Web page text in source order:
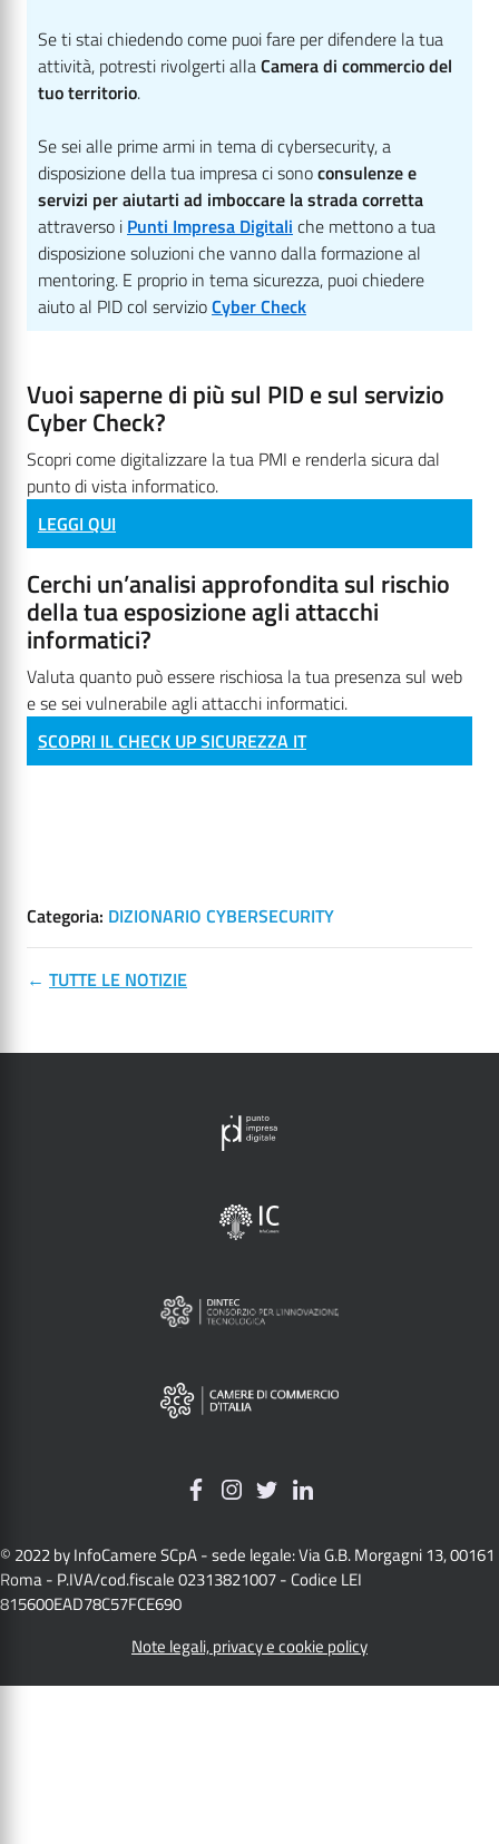
Se ti stai chiedendo come puoi fare per difendere la tua
attività, potresti rivolgerti allaCamera di commercio del
tuo territorio.
Se sei alle prime armi in tema di cybersecurity, a
disposizione della tua impresa ci sonoconsulenze e
servizi per aiutarti ad imboccare la strada corretta
attraverso i Punti Impresa Digitali che mettono a tua
disposizione soluzioni che vanno dalla formazione al
mentoring. E proprio in tema sicurezza, puoi chiedere
aiuto al PID col servizioCyber Check
Vuoi saperne di più sul PID e sul servizio
Cyber Check?
Scopri come digitalizzare la tua PMI e renderla sicura dal
punto di vista informatico.
LEGGI QUI
Cerchi un’analisi approfondita sul rischio
della tua esposizione agli attacchi
informatici?
Valuta quanto può essere rischiosa la tua presenza sul web
e se sei vulnerabile agli attacchi informatici.
SCOPRI IL CHECK UP SICUREZZA IT
Categoria: DIZIONARIO CYBERSECURITY
← TUTTE LE NOTIZIE
© 2022 by InfoCamere SCpA - sede legale: Via G.B. Morgagni 13, 00161
Roma - P.IVA/cod.fiscale 02313821007 - Codice LEI
815600EAD78C57FCE690
Note legali, privacy e cookie policy